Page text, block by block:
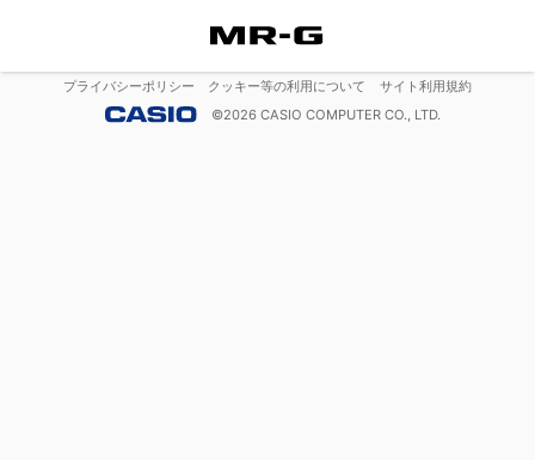
プライバシーポリシー クッキー等の利用について
サイト利用規約
©2026 CASIO COMPUTER CO., LTD.